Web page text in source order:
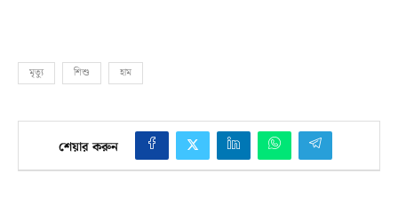
মৃত্যু শিশু হাম
শেয়ার করুন